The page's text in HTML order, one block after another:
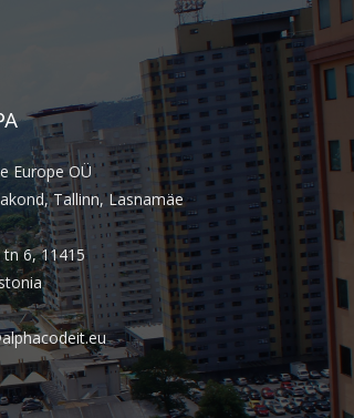
Quem criou o aplicativo AJFans da
O que é conta escrow e como ela
reduz riscos em operações digitais?
PSTI: Por que essa escolha define a
estabilidade da sua operação
financeira
Comentários
Arquivos
Europe OÜ
Tallinn, Lasnamäe
tn 6, 11415